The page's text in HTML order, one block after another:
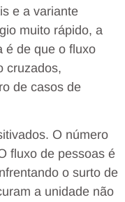
e a variante
muito rápido, a
é de que o fluxo
cruzados,
de casos de
O número
fluxo de pessoas é
o surto de
a unidade não